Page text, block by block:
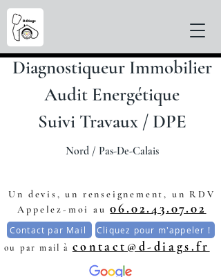
Un devis, un renseignement, un RDV
Appelez-moi au06.02.43.07.02
Cliquez pour m'appeler !
ou par mail à contact@d-diags.fr
Contact par Mail
Diagnostiqueur Immobilier
Audit Energétique
Suivi Travaux / DPE
Nord / Pas-De-Calais